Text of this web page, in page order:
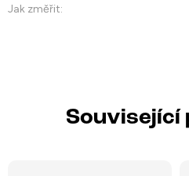
Jak změřit: